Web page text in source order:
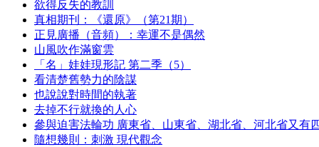
欲得反失的教訓
真相期刊：《還原》（第21期）
正見廣播（音頻）：幸運不是偶然
山風吹作滿窗雲
「名」娃娃現形記 第二季（5）
看清楚舊勢力的陰謀
也說說對時間的執著
去掉不行就換的人心
參與迫害法輪功 廣東省、山東省、湖北省、河北省又有
隨想幾則：刺激 現代觀念